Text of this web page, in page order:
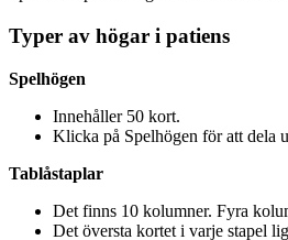
Typer av högar i patiens
Spelhögen
Innehåller 50 kort.
Klicka på Spelhögen för att dela
Tablåstaplar
Det finns 10 kolumner. Fyra
Det översta kortet i varje stapel